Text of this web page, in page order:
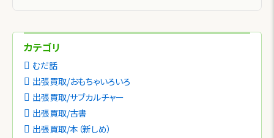
カテゴリ
むだ話
出張買取/おもちゃいろいろ
出張買取/サブカルチャー
出張買取/古書
出張買取/本（新しめ）